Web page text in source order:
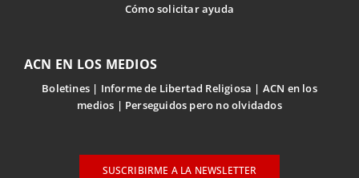
Cómo solicitar ayuda
ACN EN LOS MEDIOS
Boletines Informe de Libertad Religiosa
ACN en los
medios
Perseguidos pero no olvidados
SUSCRIBIRME A LA NEWSLETTER